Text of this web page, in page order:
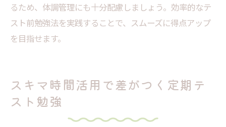
るため、体調管理にも十分配慮しましょう。効率的なテ
スト前勉強法を実践することで、スムーズに得点アップ
を目指せます。
スキマ時間活用で差がつく定期テ
スト勉強